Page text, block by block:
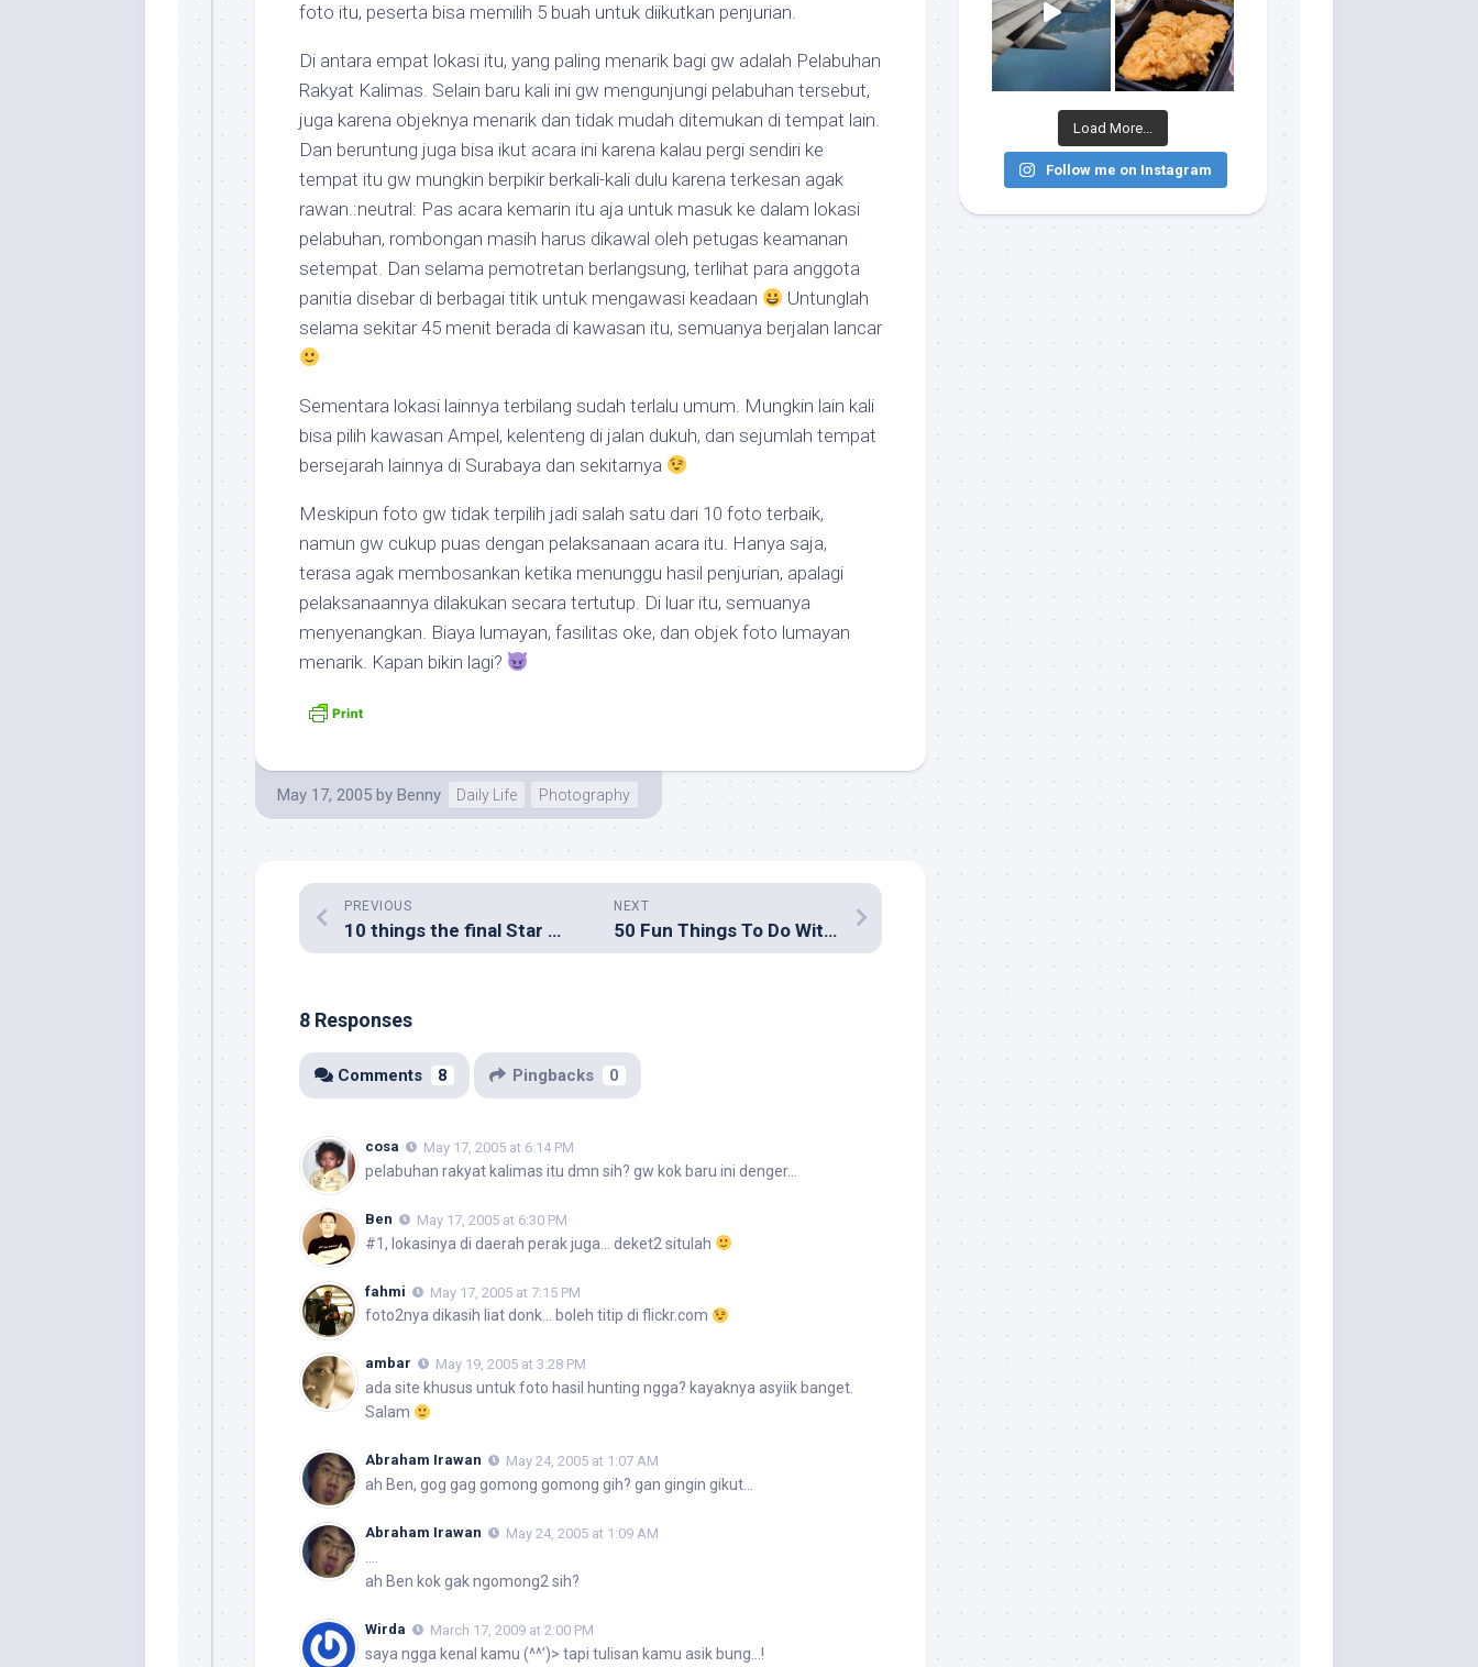
foto itu, peserta bisa memilih 5 buah untuk diikutkan penjurian.
Di antara empat lokasi itu, yang paling menarik bagi gw adalah Pelabuhan
Rakyat Kalimas. Selain baru kali ini gw mengunjungi pelabuhan tersebut,
juga karena objeknya menarik dan tidak mudah ditemukan di tempat lain.
Dan beruntung juga bisa ikut acara ini karena kalau pergi sendiri ke
tempat itu gw mungkin berpikir berkali-kali dulu karena terkesan agak
rawan.:neutral: Pas acara kemarin itu aja untuk masuk ke dalam lokasi
pelabuhan, rombongan masih harus dikawal oleh petugas keamanan
setempat. Dan selama pemotretan berlangsung, terlihat para anggota
panitia disebar di berbagai titik untuk mengawasi keadaan
Untunglah
selama sekitar 45 menit berada di kawasan itu, semuanya berjalan lancar
Sementara lokasi lainnya terbilang sudah terlalu umum. Mungkin lain kali
bisa pilih kawasan Ampel, kelenteng di jalan dukuh, dan sejumlah tempat
bersejarah lainnya di Surabaya dan sekitarnya
Meskipun foto gw tidak terpilih jadi salah satu dari 10 foto terbaik,
namun gw cukup puas dengan pelaksanaan acara itu. Hanya saja,
terasa agak membosankan ketika menunggu hasil penjurian, apalagi
pelaksanaannya dilakukan secara tertutup. Di luar itu, semuanya
menyenangkan. Biaya lumayan, fasilitas oke, dan objek foto lumayan
menarik. Kapan bikin lagi?
May 17, 2005 by Benny Daily Life Photography
NEXT
50 Fun Things To Do With Your iPod
PREVIOUS
10 things the final Star Wars should resolve
8 Responses
Comments 8 Pingbacks 0
cosa May 17, 2005 at 6:14 PM
pelabuhan rakyat kalimas itu dmn sih? gw kok baru ini denger…
Ben May 17, 2005 at 6:30 PM
#1, lokasinya di daerah perak juga… deket2 situlah
fahmi May 17, 2005 at 7:15 PM
foto2nya dikasih liat donk… boleh titip di flickr.com
ambar May 19, 2005 at 3:28 PM
ada site khusus untuk foto hasil hunting ngga? kayaknya asyiik banget.
Salam
Abraham Irawan May 24, 2005 at 1:07 AM
ah Ben, gog gag gomong gomong gih? gan gingin gikut…
Abraham Irawan May 24, 2005 at 1:09 AM
ah Ben kok gak ngomong2 sih?
Wirda March 17, 2009 at 2:00 PM
saya ngga kenal kamu (^^’)> tapi tulisan kamu asik bung…!
Load More...
Follow me on Instagram